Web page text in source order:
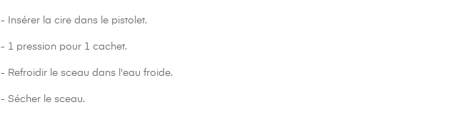
- Insérer la cire dans le pistolet.
- 1 pression pour 1 cachet.
- Refroidir le sceau dans l'eau froide.
- Sécher le sceau.